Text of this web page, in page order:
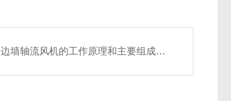
边墙轴流风机的工作原理和主要组成部分介绍